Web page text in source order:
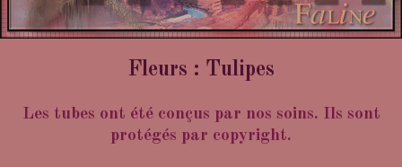
Fleurs : Tulipes
Les tubes ont été conçus par nos soins. Ils sont
protégés par copyright.